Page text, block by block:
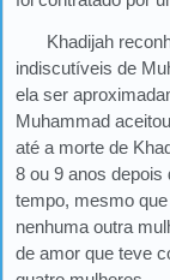
Khadijah
indiscutíveis de
ela ser
Muhammad
até a morte de
8 ou 9 anos depois
tempo, mesmo
nenhuma outra
de amor que teve